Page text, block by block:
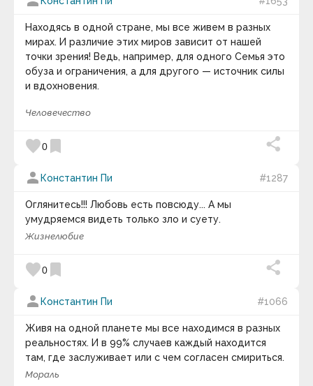
Андрей Курпатов
Андрей Лаврухин
Андрей Линде
Анна Соколова
Анри Барбюс
Анри-Фредерик Амьель
Антон Кемпинский
Антон Павлович Чехов
Антон Рубинштейн
Антуан де Сент-Экзюпери
Аристипп
Аристотель
Аркадий и Борис Стругацкие
Аркадий Рэм
Арнольд Глазго
Арнольд Тойнби
Артур Кестлер
Артур Онкен Лавджой
Артур Стэнли Эддингтон
Артур Шарифов
Артур Шопенгауэр
Артуро Перес-Реверте
Находясь в одной стране, мы все живем в разных
мирах. И различие этих миров зависит от нашей
точки зрения! Ведь, например, для одного Семья это
обуза и ограничения, а для другого — источник силы
и вдохновения.
Человечество
favorite0 bookmark
person Константин Пи #1287
Оглянитесь!!! Любовь есть повсюду... А мы
умудряемся видеть только зло и суету.
Жизнелюбие
favorite0 bookmark
person Константин Пи #1066
Живя на одной планете мы все находимся в разных
реальностях. И в 99% случаев каждый находится
там, где заслуживает или с чем согласен смириться.
Мораль